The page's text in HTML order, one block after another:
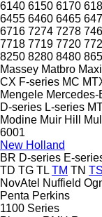
6140 6150 6170
6455 6460 6465
6716 7274 7278
7718 7719 7720
8250 8280 8480
Massey Matbro
CX F-series MC
Mengele Mercedes-
D-series L-series
Modine Muir Hill
6001
New Holland
BR D-series E-
TD TG TL TM TN TS
NovAtel Nuffield
Penta Perkins
1100 Series